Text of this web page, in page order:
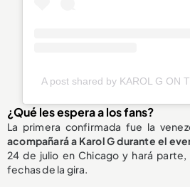
A post shared by KAROL G ON
¿Qué les espera a los fans?
La primera confirmada fue la
acompañará a Karol G durante el
24 de julio en Chicago y hará
fechas de la gira.